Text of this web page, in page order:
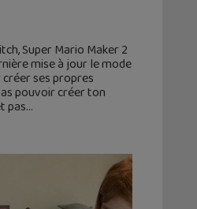
Super Mario Maker 2
mise à jour le mode
ses propres
pouvoir créer ton
pas